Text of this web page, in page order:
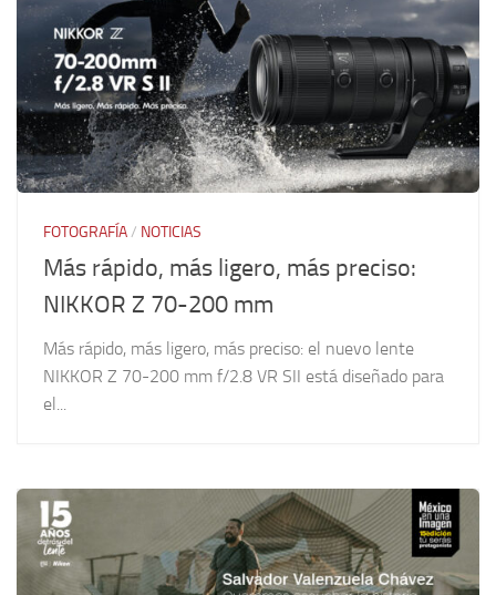
FOTOGRAFÍA/ NOTICIAS
Más rápido, más ligero, más preciso:
NIKKOR Z 70-200 mm
Más rápido, más ligero, más preciso: el nuevo lente
NIKKOR Z 70-200 mm f/2.8 VR SII está diseñado para
el...